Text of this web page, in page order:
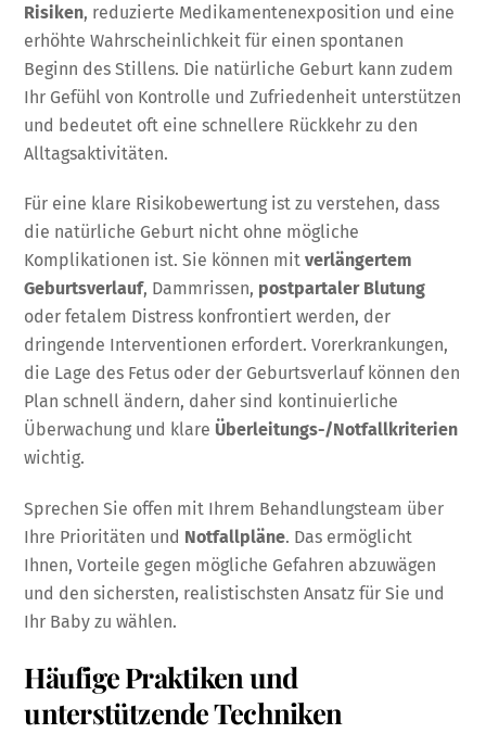
Risiken, reduzierte Medikamentenexposition und eine
erhöhte Wahrscheinlichkeit für einen spontanen
Beginn des Stillens. Die natürliche Geburt kann zudem
Ihr Gefühl von Kontrolle und Zufriedenheit unterstützen
und bedeutet oft eine schnellere Rückkehr zu den
Alltagsaktivitäten.
Für eine klare Risikobewertung ist zu verstehen, dass
die natürliche Geburt nicht ohne mögliche
Komplikationen ist. Sie können mitverlängertem
Geburtsverlauf, Dammrissen, postpartaler Blutung
oder fetalem Distress konfrontiert werden, der
dringende Interventionen erfordert. Vorerkrankungen,
die Lage des Fetus oder der Geburtsverlauf können den
Plan schnell ändern, daher sind kontinuierliche
Überwachung und klare Überleitungs-/Notfallkriterien
wichtig.
Sprechen Sie offen mit Ihrem Behandlungsteam über
Ihre Prioritäten und Notfallpläne. Das ermöglicht
Ihnen, Vorteile gegen mögliche Gefahren abzuwägen
und den sichersten, realistischsten Ansatz für Sie und
Ihr Baby zu wählen.
Häufige Praktiken und
unterstützende Techniken